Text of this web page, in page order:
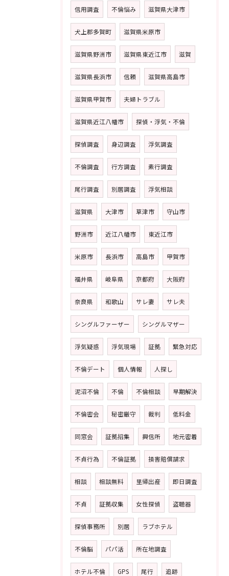
信用調査 不倫悩み 滋賀県大津市
犬上郡多賀町 滋賀県米原市
滋賀県野洲市 滋賀県東近江市 滋賀
滋賀県長浜市 信頼 滋賀県高島市
滋賀県甲賀市 夫婦トラブル
滋賀県近江八幡市 探偵・浮気・不倫
探偵調査 身辺調査 浮気調査
不倫調査 行方調査 素行調査
尾行調査 別居調査 浮気相談
滋賀県 大津市 草津市 守山市
野洲市 近江八幡市 東近江市
米原市 長浜市 高島市 甲賀市
福井県 岐阜県 京都府 大阪府
奈良県 和歌山 サレ妻 サレ夫
シングルファーザー シングルマザー
浮気疑惑 浮気現場 証拠 緊急対応
不倫デート 個人情報 人探し
泥沼不倫 不倫 不倫相談 早期解決
不倫密会 秘密厳守 裁判 低料金
同窓会 証拠招集 興信所 地元密着
不貞行為 不倫証拠 損害賠償請求
相談 相談無料 里帰出産 即日調査
不貞 証拠収集 女性探偵 盗聴器
探偵事務所 別居 ラブホテル
不倫脳 パパ活 所在地調査
ホテル不倫 GPS 尾行 追跡